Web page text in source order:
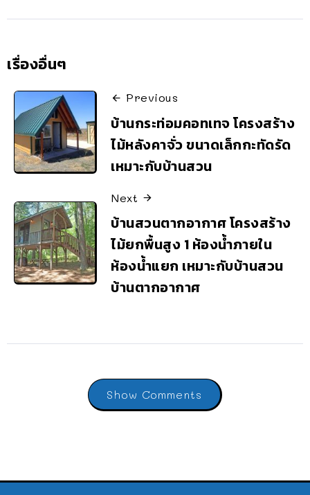
เรื่องอื่นๆ
Previous
บ้านกระท่อมคอทเทจ โครงสร้าง
ไม้หลังคาจั่ว ขนาดเล็กกะทัดรัด
เหมาะกับบ้านสวน
Next
บ้านสวนตากอากาศ โครงสร้าง
ไม้ยกพื้นสูง 1 ห้องน้ำภายใน
ห้องน้ำแยก เหมาะกับบ้านสวน
บ้านตากอากาศ
Show Comments